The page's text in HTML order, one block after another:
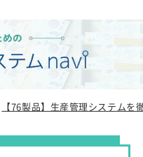
【76製品】生産管理システムを